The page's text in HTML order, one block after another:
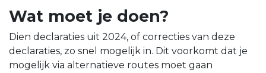
Wat moet je doen?
Dien declaraties uit 2024, of correcties van deze
declaraties, zo snel mogelijk in. Dit voorkomt dat je
mogelijk via alternatieve routes moet gaan